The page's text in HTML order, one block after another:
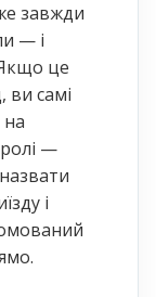
завжди
— і
це
ви самі
на
—
і